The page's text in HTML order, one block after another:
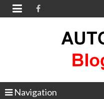

Navigation